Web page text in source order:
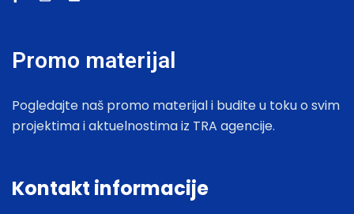
Promo materijal
Pogledajte naš promo materijal i budite u toku o svim
projektima i aktuelnostima iz TRA agencije.
Kontakt informacije